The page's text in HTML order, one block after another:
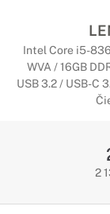
Intel Core i5-
WVA / 16GB
USB 3.2 / USB-C
2